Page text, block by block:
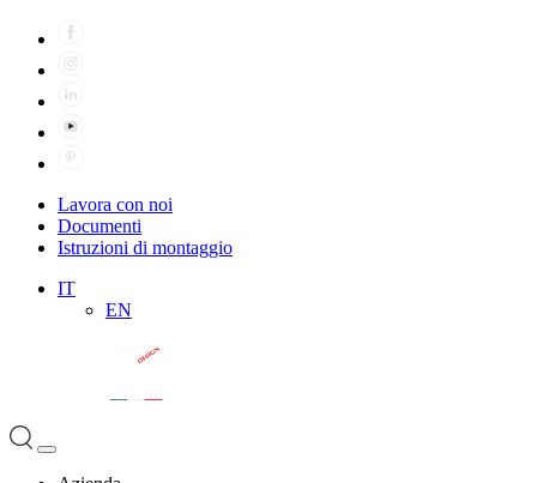
Lavora con noi
Documenti
Istruzioni di montaggio
IT
EN